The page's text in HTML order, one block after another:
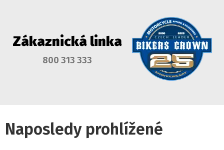
Zákaznická linka
800 313 333
Naposledy prohlížené